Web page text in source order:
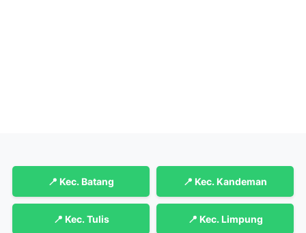
📍 Kec. Batang 📍 Kec. Kandeman
📍 Kec. Tulis 📍 Kec. Limpung